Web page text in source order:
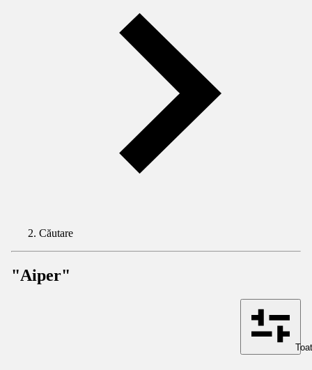
Căutare
"Aiper"